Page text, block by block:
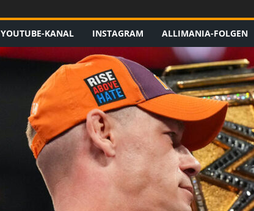
YOUTUBE-KANAL INSTAGRAM ALLIMANIA-FOLGEN